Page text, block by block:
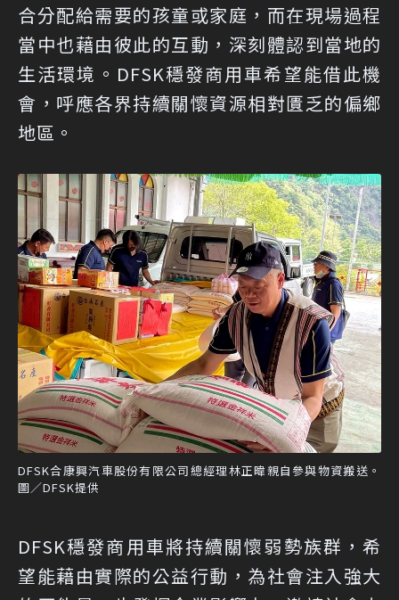
合分配給需要的孩童或家庭，而在現場過程
當中也藉由彼此的互動，深刻體認到當地的
生活環境。DFSK穩發商用車希望能借此機
會，呼應各界持續關懷資源相對匱乏的偏鄉
地區。
DFSK合康興汽車股份有限公司總經理林正暐親自參與物資搬送。
圖／DFSK提供
DFSK穩發商用車將持續關懷弱勢族群，希
望能藉由實際的公益行動，為社會注入強大